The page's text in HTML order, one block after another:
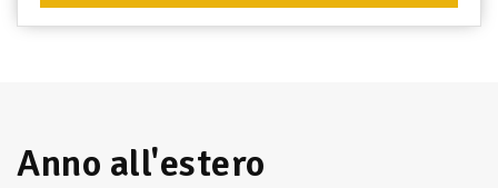
Anno all'estero